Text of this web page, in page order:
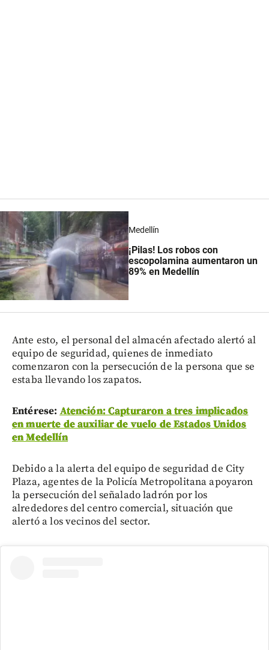
Medellín
¡Pilas! Los robos con
escopolamina aumentaron un
89% en Medellín
Ante esto, el personal del almacén afectado alertó al
equipo de seguridad, quienes de inmediato
comenzaron con la persecución de la persona que se
estaba llevando los zapatos.
Entérese: Atención: Capturaron a tres implicados
en muerte de auxiliar de vuelo de Estados Unidos
en Medellín
Debido a la alerta del equipo de seguridad de City
Plaza, agentes de la Policía Metropolitana apoyaron
la persecución del señalado ladrón por los
alrededores del centro comercial, situación que
alertó a los vecinos del sector.